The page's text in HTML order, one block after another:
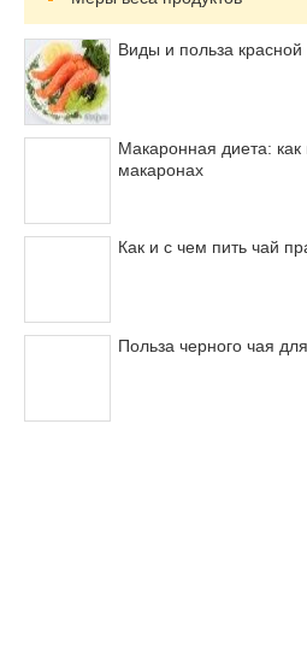
Виды и польза
Макаронная диета: как
макаронах
Как и с чем пить чай
Польза черного чая